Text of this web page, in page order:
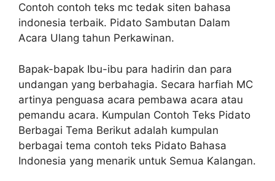
Contoh contoh teks mc tedak siten bahasa
indonesia terbaik. Pidato Sambutan Dalam
Acara Ulang tahun Perkawinan.
Bapak-bapak Ibu-ibu para hadirin dan para
undangan yang berbahagia. Secara harfiah MC
artinya penguasa acara pembawa acara atau
pemandu acara. Kumpulan Contoh Teks Pidato
Berbagai Tema Berikut adalah kumpulan
berbagai tema contoh teks Pidato Bahasa
Indonesia yang menarik untuk Semua Kalangan.